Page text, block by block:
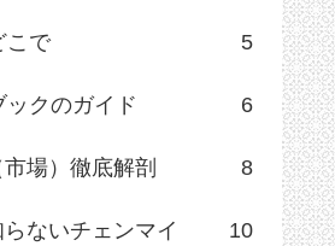
こで 5
ックのガイド 6
場）徹底解剖 8
ないチェンマイ 10